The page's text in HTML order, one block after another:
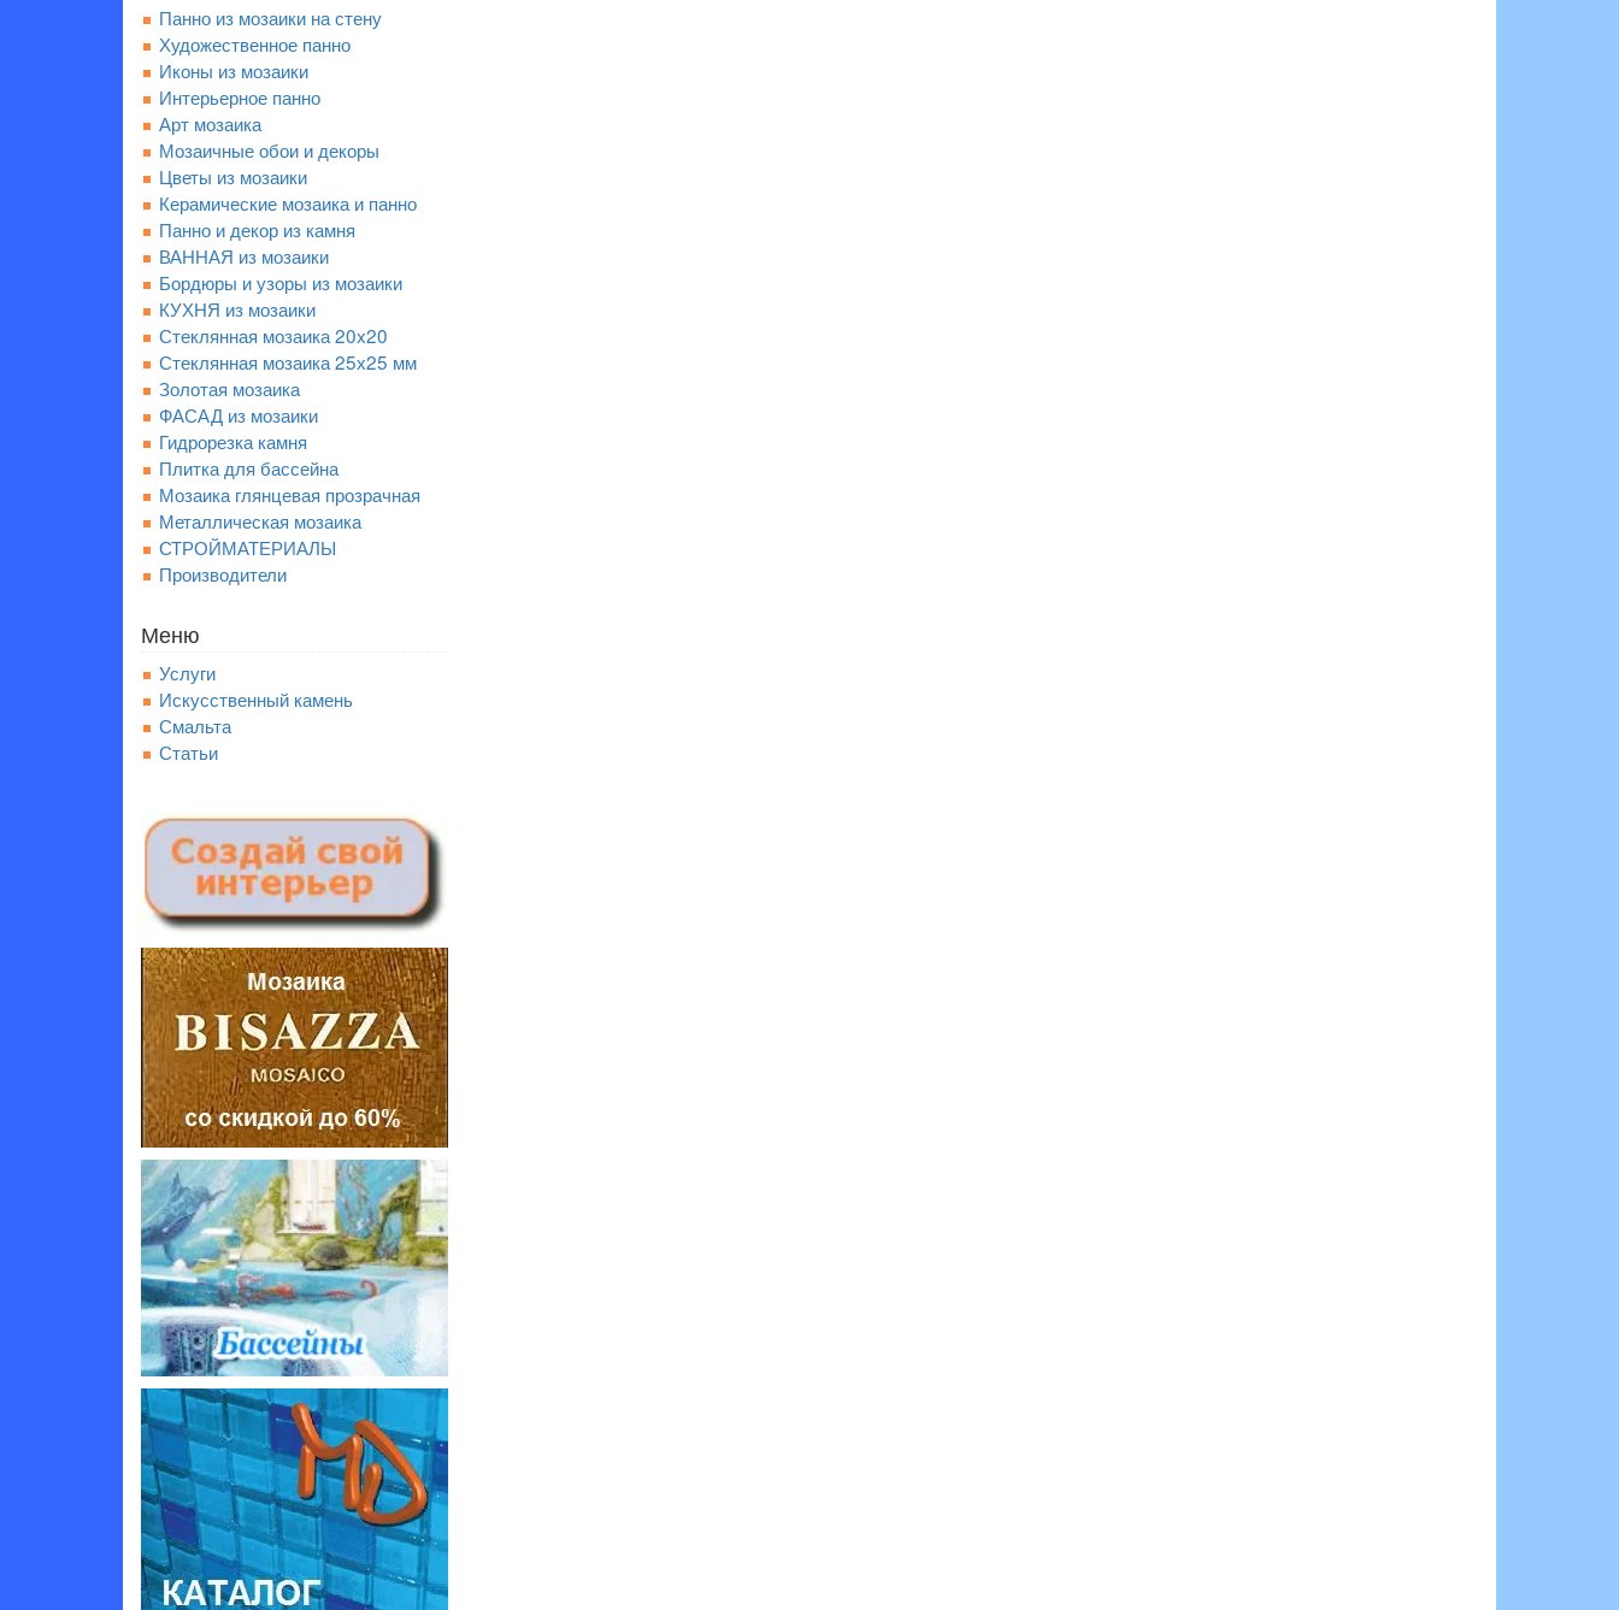
Панно из мозаики на стену
Художественное панно
Иконы из мозаики
Интерьерное панно
Арт мозаика
Мозаичные обои и декоры
Цветы из мозаики
Керамические мозаика и панно
Панно и декор из камня
ВАННАЯ из мозаики
Бордюры и узоры из мозаики
КУХНЯ из мозаики
Стеклянная мозаика 20x20
Стеклянная мозаика 25х25 мм
Золотая мозаика
ФАСАД из мозаики
Гидрорезка камня
Плитка для бассейна
Мозаика глянцевая прозрачная
Металлическая мозаика
СТРОЙМАТЕРИАЛЫ
Производители
Меню
Услуги
Искусственный камень
Смальта
Статьи